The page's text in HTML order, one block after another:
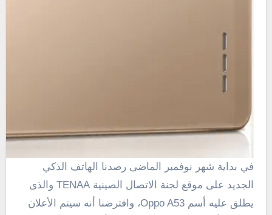
في بداية شهر نوفمبر الماضى رصدنا الهاتف الذكي
الجديد على موقع لجنة الاتصال الصينية TENAAوالذى
يطلق عليه أسم Oppo A53، وافترضنا أنه سيتم الأعلان